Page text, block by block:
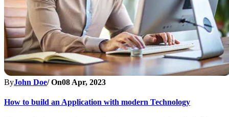
ByJohn Doe/ On08 Apr, 2023
How to build an Application with modern Technology